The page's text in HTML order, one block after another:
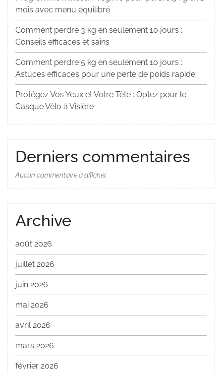
mois avec menu équilibré
Comment perdre 3 kg en seulement 10 jours :
Conseils efficaces et sains
Comment perdre 5 kg en seulement 10 jours :
Astuces efficaces pour une perte de poids rapide
Protégez Vos Yeux et Votre Tête : Optez pour le
Casque Vélo à Visière
Derniers commentaires
Aucun commentaire à afficher.
Archive
août 2026
juillet 2026
juin 2026
mai 2026
avril 2026
mars 2026
février 2026